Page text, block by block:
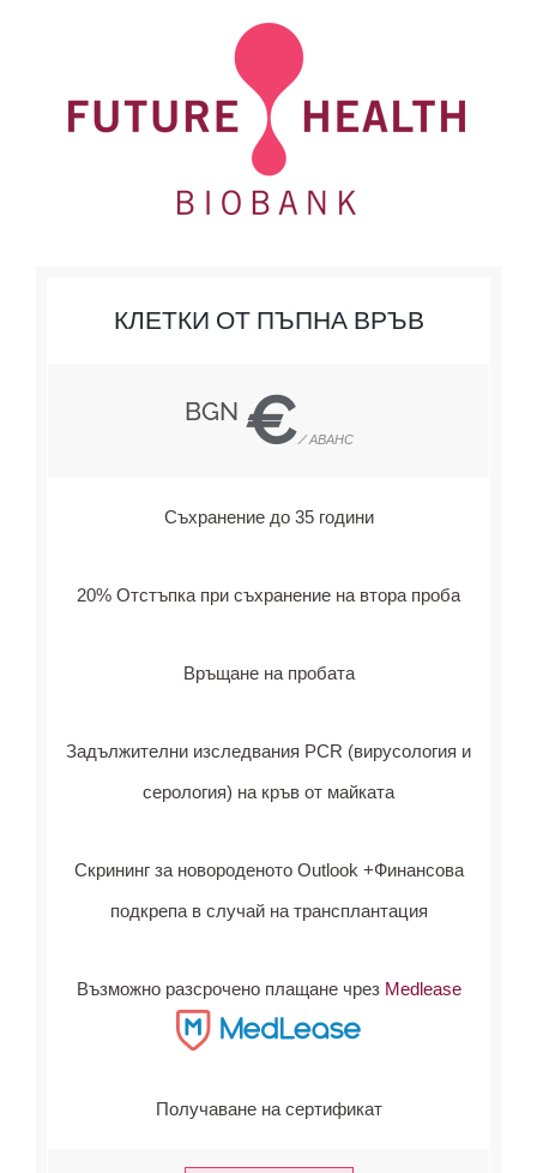
КЛЕТКИ ОТ ПЪПНА ВРЪВ
BGN €/ АВАНС
Съхранение до 35 години
20% Отстъпка при съхранение на втора проба
Връщане на пробата
Задължителни изследвания PCR (вирусология и
серология) на кръв от майката
Скрининг за новороденото Outlook +Финансова
подкрепа в случай на трансплантация
Възможно разсрочено плащане чрез Medlease
Получаване на сертификат